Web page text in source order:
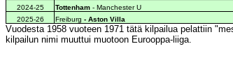
2024-25
Tottenham - Manchester U
2025-26
Freiburg - Aston Villa
Vuodesta 1958 vuoteen 1971 tätä kilpailua pelattiin
kilpailun nimi muuttui muotoon Eurooppa-liiga.